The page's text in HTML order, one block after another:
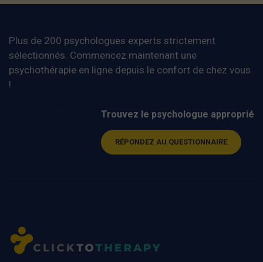
Plus de 200 psychologues experts strictement
sélectionnés. Commencez maintenant une
psychothérapie en ligne depuis le confort de chez vous
!
Trouvez le psychologue approprié
RÉPONDEZ AU QUESTIONNAIRE